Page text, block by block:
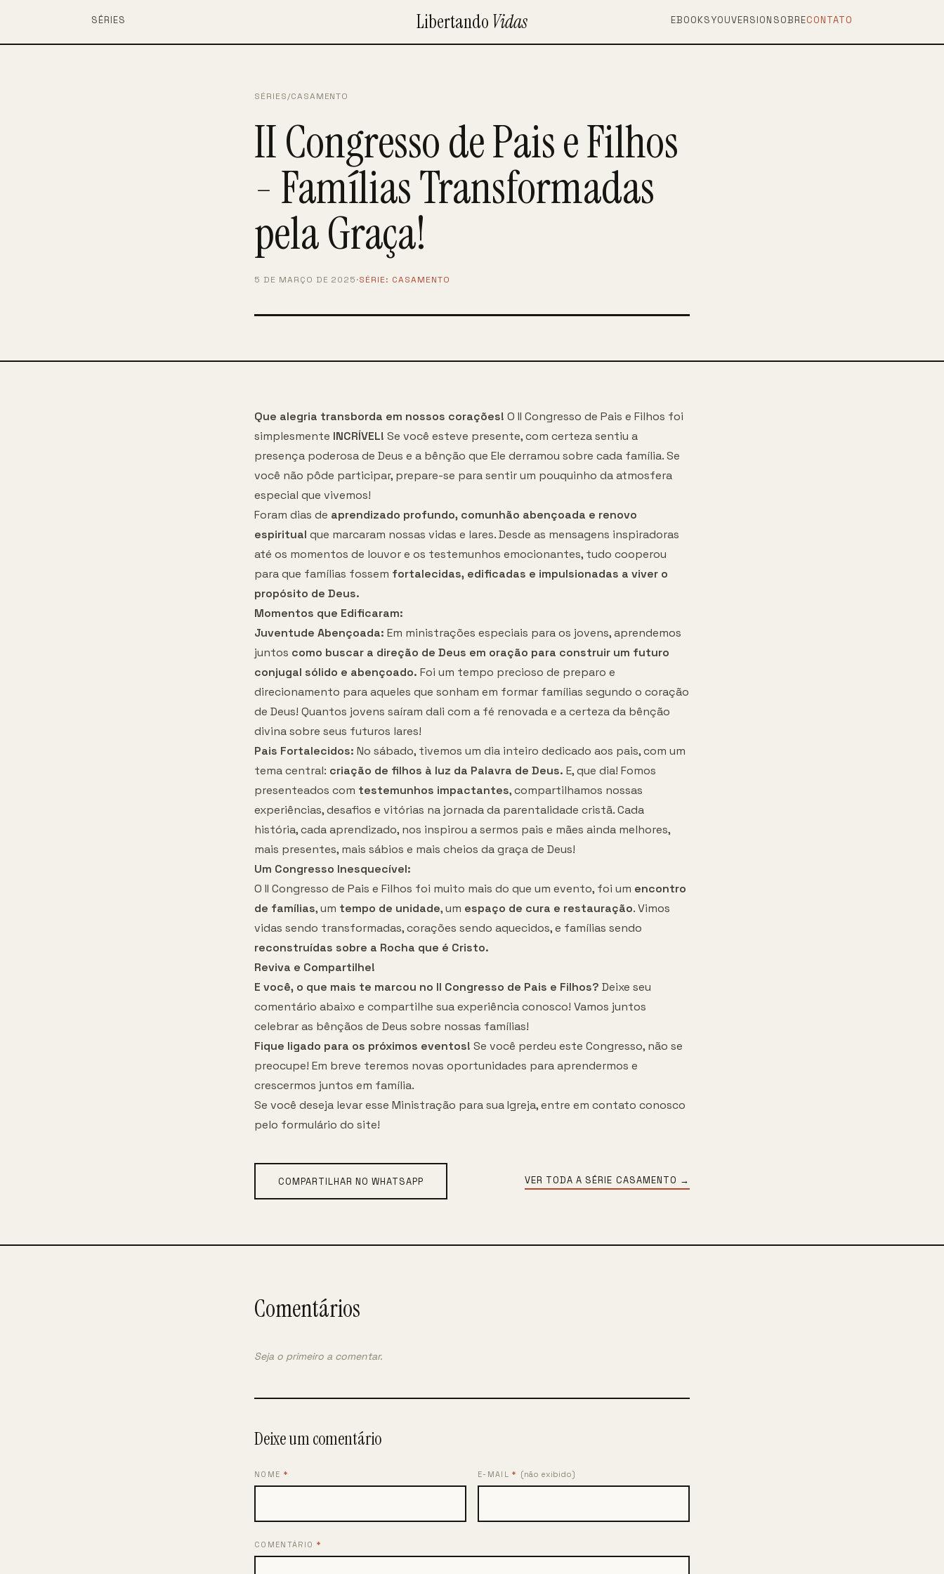
SÉRIES Libertando Vidas EBOOKSYOUVERSION SOBRECONTATO
SÉRIES/CASAMENTO
II Congresso de Pais e Filhos
- Famílias Transformadas
pela Graça!
5 DE MARÇO DE 2025·SÉRIE: CASAMENTO
Que alegria transborda em nossos corações! O II Congresso de Pais e Filhos foi
simplesmente INCRÍVEL! Se você esteve presente, com certeza sentiu a
presença poderosa de Deus e a bênção que Ele derramou sobre cada família. Se
você não pôde participar, prepare-se para sentir um pouquinho da atmosfera
especial que vivemos!
Foram dias de aprendizado profundo, comunhão abençoada e renovo
espiritual que marcaram nossas vidas e lares. Desde as mensagens inspiradoras
até os momentos de louvor e os testemunhos emocionantes, tudo cooperou
para que famílias fossem fortalecidas, edificadas e impulsionadas a viver o
propósito de Deus.
Momentos que Edificaram:
Juventude Abençoada: Em ministrações especiais para os jovens, aprendemos
juntos como buscar a direção de Deus em oração para construir um futuro
conjugal sólido e abençoado. Foi um tempo precioso de preparo e
direcionamento para aqueles que sonham em formar famílias segundo o coração
de Deus! Quantos jovens saíram dali com a fé renovada e a certeza da bênção
divina sobre seus futuros lares!
Pais Fortalecidos: No sábado, tivemos um dia inteiro dedicado aos pais, com um
tema central: criação de filhos à luz da Palavra de Deus. E, que dia! Fomos
presenteados com testemunhos impactantes, compartilhamos nossas
experiências, desafios e vitórias na jornada da parentalidade cristã. Cada
história, cada aprendizado, nos inspirou a sermos pais e mães ainda melhores,
mais presentes, mais sábios e mais cheios da graça de Deus!
Um Congresso Inesquecível:
O II Congresso de Pais e Filhos foi muito mais do que um evento, foi um encontro
de famílias, um tempo de unidade, um espaço de cura e restauração. Vimos
vidas sendo transformadas, corações sendo aquecidos, e famílias sendo
reconstruídas sobre a Rocha que é Cristo.
Reviva e Compartilhe!
E você, o que mais te marcou no II Congresso de Pais e Filhos? Deixe seu
comentário abaixo e compartilhe sua experiência conosco! Vamos juntos
celebrar as bênçãos de Deus sobre nossas famílias!
Fique ligado para os próximos eventos! Se você perdeu este Congresso, não se
preocupe! Em breve teremos novas oportunidades para aprendermos e
crescermos juntos em família.
Se você deseja levar esse Ministração para sua Igreja, entre em contato conosco
pelo formulário do site!
COMPARTILHAR NO WHATSAPP VER TODA A SÉRIE CASAMENTO →
Comentários
Seja o primeiro a comentar.
Deixe um comentário
NOME * E-MAIL* (não exibido)
COMENTÁRIO *